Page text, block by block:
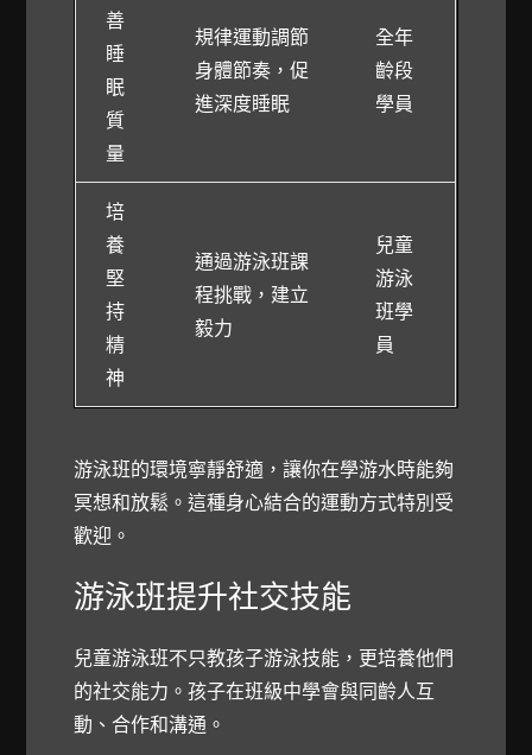
善
睡
眠
質
量
規律運動調節
身體節奏，促
進深度睡眠
全年
齡段
學員
培
養
堅
持
精
神
通過游泳班課
程挑戰，建立
毅力
兒童
游泳
班學
員
游泳班的環境寧靜舒適，讓你在學游水時能夠
冥想和放鬆。這種身心結合的運動方式特別受
歡迎。
游泳班提升社交技能
兒童游泳班不只教孩子游泳技能，更培養他們
的社交能力。孩子在班級中學會與同齡人互
動、合作和溝通。